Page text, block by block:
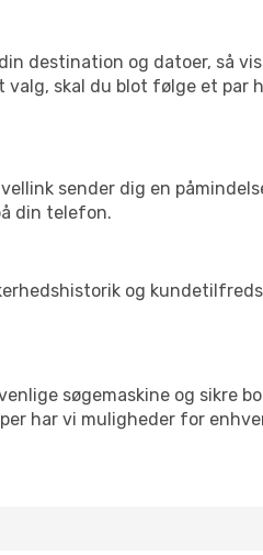
destination og datoer, så
valg, skal du blot følge et
sender dig en
din telefon.
og
søgemaskine og sikre
har vi muligheder for